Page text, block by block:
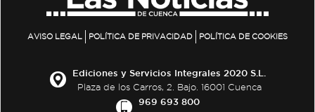
AVISO LEGAL POLÍTICA DE PRIVACIDAD POLÍTICA DE COOKIES
Ediciones y Servicios Integrales 2020 S.L.
Plaza de los Carros, 2. Bajo. 16001 Cuenca
969 693 800